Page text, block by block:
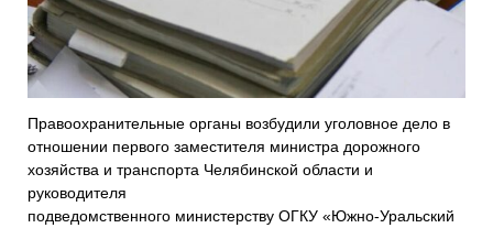
Правоохранительные органы возбудили уголовное дело в
отношении первого заместителя министра дорожного
хозяйства и транспорта Челябинской области и
руководителя
подведомственного министерству ОГКУ «Южно-Уральский